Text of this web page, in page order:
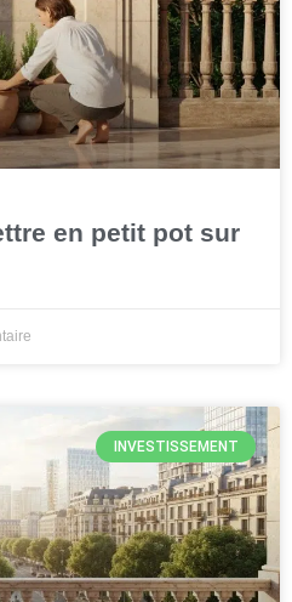
en petit pot sur
INVESTISSEMENT